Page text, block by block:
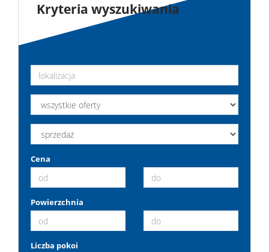
Kryteria wyszukiwania
Cena
Powierzchnia
Liczba pokoi